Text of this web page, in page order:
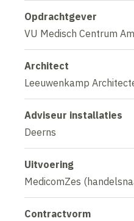
Opdrachtgever
VU Medisch Centrum
Architect
Leeuwenkamp
Adviseur installaties
Deerns
Uitvoering
MedicomZes
Contractvorm